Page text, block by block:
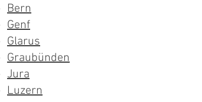
Bern
Genf
Glarus
Graubünden
Jura
Luzern